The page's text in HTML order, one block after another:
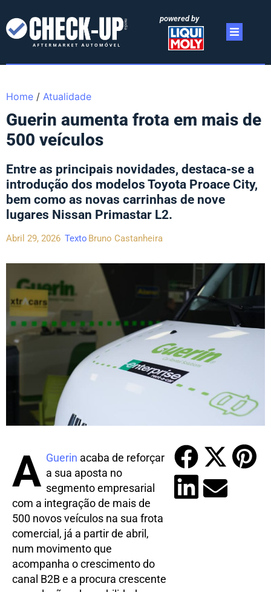
powered by
Home / Atualidade
Guerin aumenta frota em mais de
500 veículos
Entre as principais novidades, destaca-se a
introdução dos modelos Toyota Proace City,
bem como as novas carrinhas de nove
lugares Nissan Primastar L2.
Abril 29, 2026 Texto Bruno Castanheira
A Guerin acaba de reforçar
a sua aposta no
segmento empresarial
com a integração de mais de
500 novos veículos na sua frota
comercial, já a partir de abril,
num movimento que
acompanha o crescimento do
canal B2B e a procura crescente